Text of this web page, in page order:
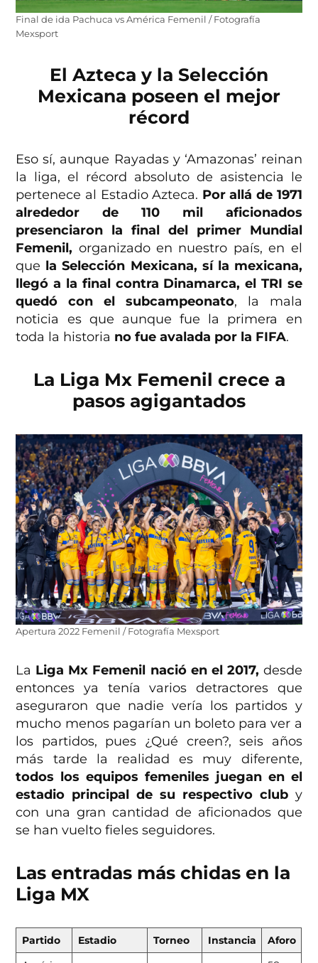
Final de ida Pachuca vs América Femenil / Fotografía
Mexsport
El Azteca y la Selección
Mexicana poseen el mejor
récord
Eso sí, aunque Rayadas y ‘Amazonas’ reinan
la liga, el récord absoluto de asistencia le
pertenece al Estadio Azteca. Por allá de 1971
alrededor de 110 mil aficionados
presenciaron la final del primer Mundial
Femenil, organizado en nuestro país, en el
que la Selección Mexicana, sí la mexicana,
llegó a la final contra Dinamarca, el TRI se
quedó con el subcampeonato, la mala
noticia es que aunque fue la primera en
toda la historia no fue avalada por la FIFA.
La Liga Mx Femenil crece a
pasos agigantados
Apertura 2022 Femenil / Fotografía Mexsport
La Liga Mx Femenil nació en el 2017, desde
entonces ya tenía varios detractores que
aseguraron que nadie vería los partidos y
mucho menos pagarían un boleto para ver a
los partidos, pues ¿Qué creen?, seis años
más tarde la realidad es muy diferente,
todos los equipos femeniles juegan en el
estadio principal de su respectivo cluby
con una gran cantidad de aficionados que
se han vuelto fieles seguidores.
Las entradas más chidas en la
Liga MX
Partido Estadio Torneo Instancia
Aforo